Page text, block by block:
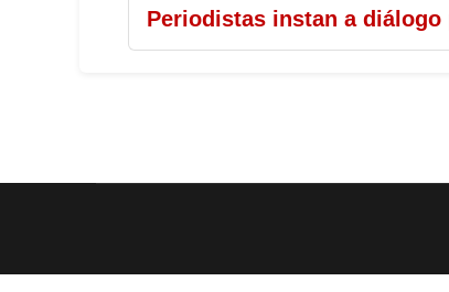
Periodistas instan a